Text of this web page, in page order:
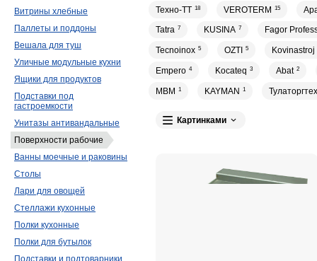
Техно-ТТ 18 VEROTERM 15
Tatra 7 KUSINA 7 Fagor
Tecnoinox 5 OZTI 5
Empero 4 Kocateq 3 Abat 2
MBM 1 KAYMAN 1
Картинками
Витрины хлебные
Паллеты и поддоны
Вешала для туш
Уличные модульные кухни
Ящики для продуктов
Подставки под
гастроемкости
Унитазы антивандальные
Поверхности рабочие
Ванны моечные и раковины
Столы
Лари для овощей
Стеллажи кухонные
Полки кухонные
Полки для бутылок
Подставки и подтоварники